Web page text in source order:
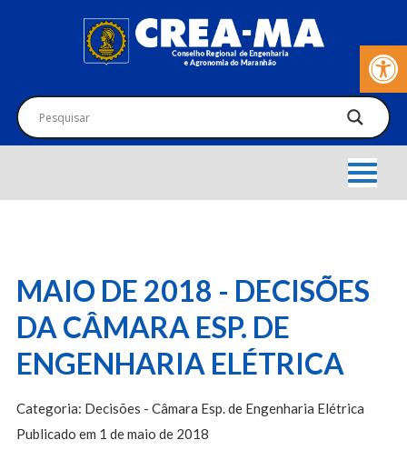
Barra de
MAIO DE 2018 - DECISÕES
DA CÂMARA ESP. DE
ENGENHARIA ELÉTRICA
Categoria: Decisões - Câmara Esp. de Engenharia Elétrica
Publicado em 1 de maio de 2018